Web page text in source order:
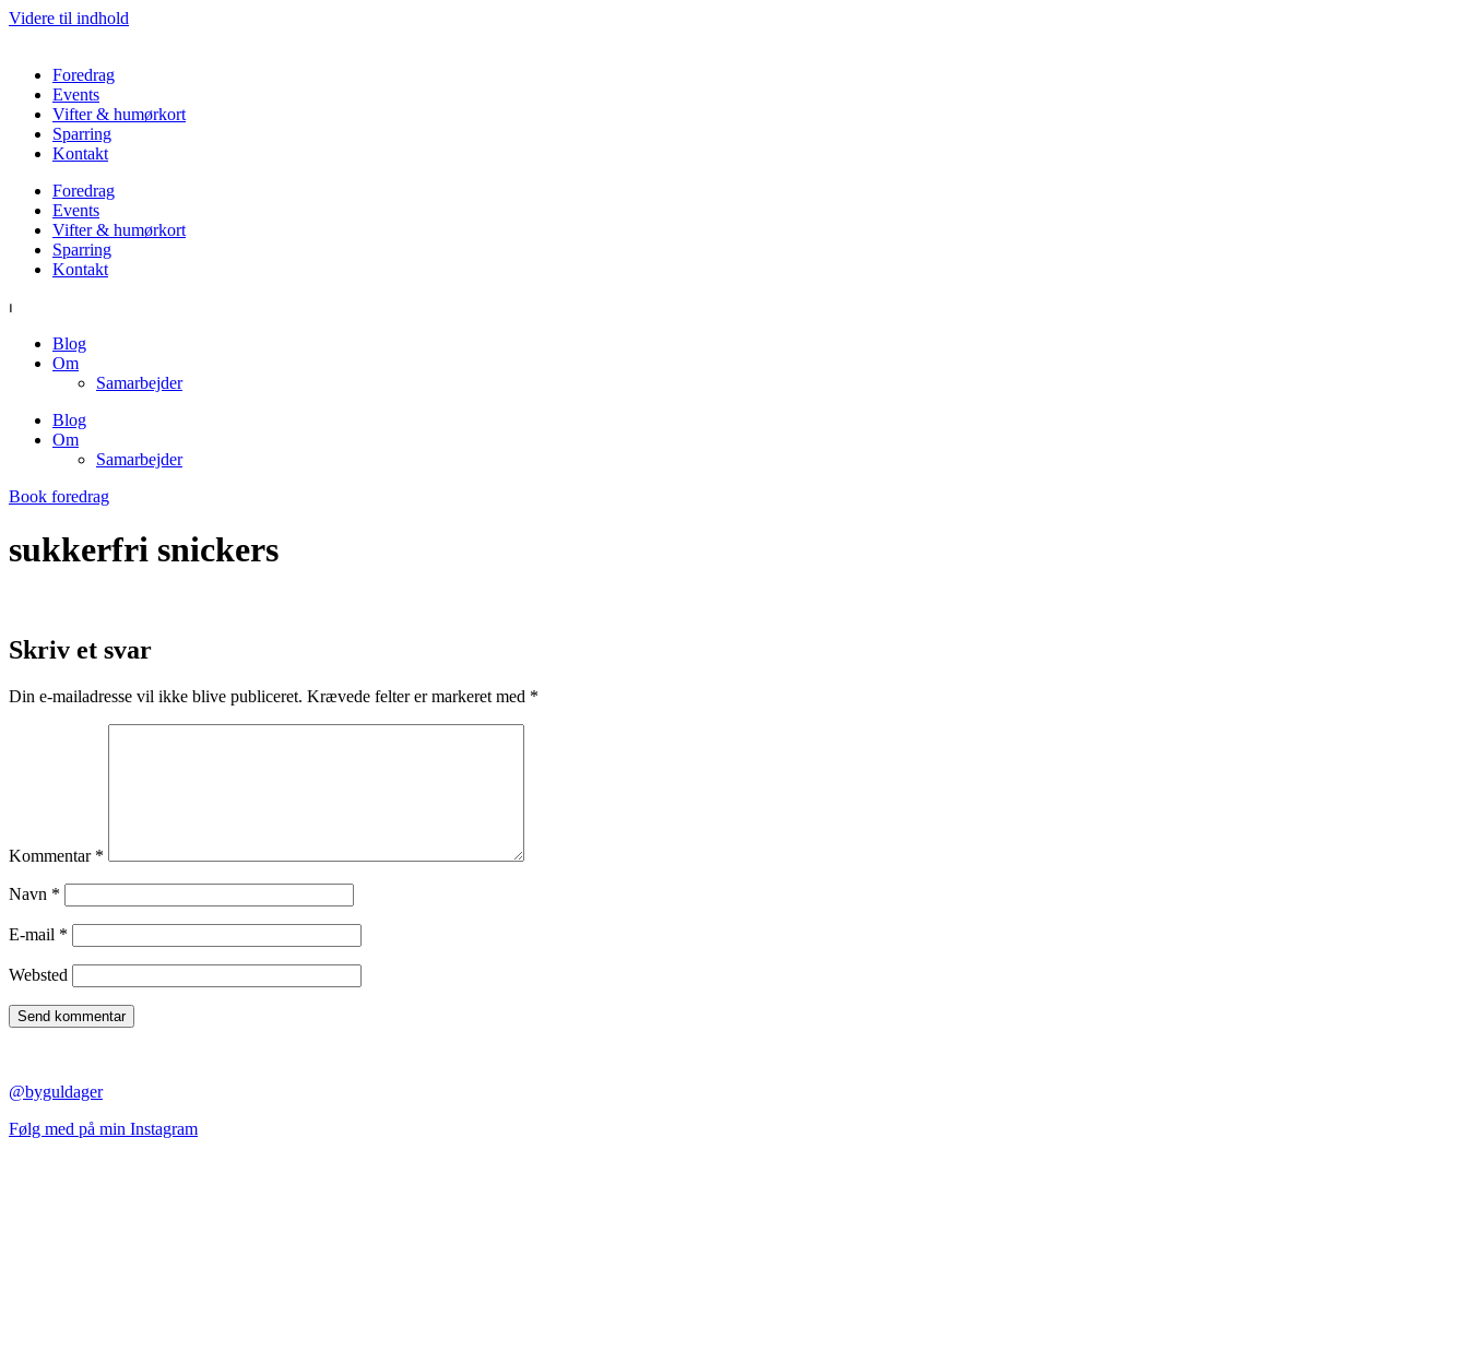
Videre til indhold
Foredrag
Events
Vifter & humørkort
Sparring
Kontakt
Foredrag
Events
Vifter & humørkort
Sparring
Kontakt
⏐
Blog
Om
Samarbejder
Blog
Om
Samarbejder
Book foredrag
sukkerfri snickers
Skriv et svar
Din e-mailadresse vil ikke blive publiceret. Krævede felter er markeret med *
Kommentar *
Navn *
E-mail *
Websted
@byguldager
Følg med på min Instagram